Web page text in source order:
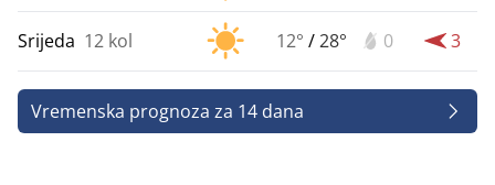
Srijeda 12 kol 12° /28° 0 3
Vremenska prognoza za 14 dana